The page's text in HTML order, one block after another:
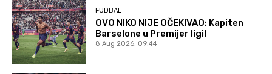
FUDBAL
OVO NIKO NIJE OČEKIVAO: Kapiten
Barselone u Premijer ligi!
8 Aug 2026. 09:44